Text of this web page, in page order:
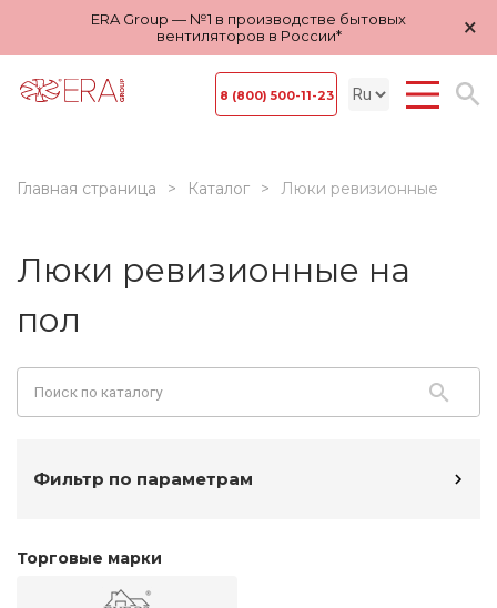
ERA Group — №1 в производстве бытовых
вентиляторов в России*
×
8 (800) 500-11-23
Главная страница Каталог Люки ревизионные
Люки ревизионные на
пол
Фильтр по параметрам
Торговые марки